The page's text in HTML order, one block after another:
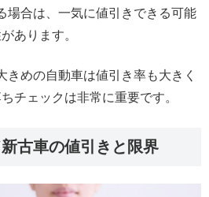
場合は、一気に値引きできる可能
あります。
きめの自動車は値引き率も大きく
チェックは非常に重要です。
古車の値引きと限界